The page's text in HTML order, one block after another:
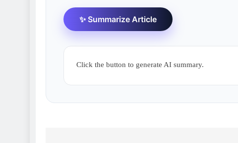
✨ Summarize Article
Click the button to generate AI summary.